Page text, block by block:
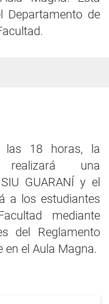
Departamento de
18 horas, la
realizará una
GUARANÍ y el
a los estudiantes
mediante
del Reglamento
en el Aula Magna.